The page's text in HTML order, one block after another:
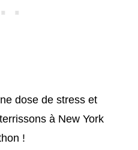
dose de stress et
à New York
!